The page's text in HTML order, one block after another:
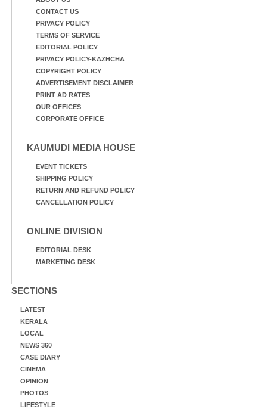
CONTACT US
PRIVACY POLICY
TERMS OF SERVICE
EDITORIAL POLICY
PRIVACY POLICY-KAZHCHA
COPYRIGHT POLICY
ADVERTISEMENT DISCLAIMER
PRINT AD RATES
OUR OFFICES
CORPORATE OFFICE
KAUMUDI MEDIA HOUSE
EVENT TICKETS
SHIPPING POLICY
RETURN AND REFUND POLICY
CANCELLATION POLICY
ONLINE DIVISION
EDITORIAL DESK
MARKETING DESK
SECTIONS
LATEST
KERALA
LOCAL
NEWS 360
CASE DIARY
CINEMA
OPINION
PHOTOS
LIFESTYLE